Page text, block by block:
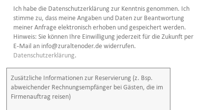
Ich habe die Datenschutzerklärung zur Kenntnis genommen. Ich
stimme zu, dass meine Angaben und Daten zur Beantwortung
meiner Anfrage elektronisch erhoben und gespeichert werden.
Hinweis: Sie können Ihre Einwilligung jederzeit für die Zukunft per
E-Mail an info@zuraltenoder.de widerrufen.
Datenschutzerklärung